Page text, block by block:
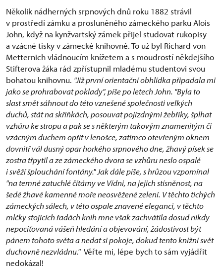
Několik nádherných srpnových dnů roku 1882 strávil
v prostředí zámku a prosluněného zámeckého parku Alois
John, když na kynžvartský zámek přijel studovat rukopisy
a vzácné tisky v zámecké knihovně. To už byl Richard von
Metternich vládnoucím knížetem a s moudrostí někdejšího
Stifterova žáka rád zpřístupnil mladému studentovi svou
bohatou knihovnu. "Již první orientační obhlídka připadala mi
jako se prohrabovat poklady", píše po letech John. "Byla to
slast smět sáhnout do této vznešené společnosti velkých
duchů, stát na skříňkách, posouvat pojízdnými žebříky, šplhat
vzhůru ke stropu a pak se s některým takovým znamenitým či
vzácným duchem opřít v lenošce, zatímco otevřeným oknem
dovnitř vál dusný opar horkého srpnového dne, žhavý písek se
zostra třpytil a ze zámeckého dvora se vzhůru neslo ospalé
i svěží šplouchání fontány." Jak dále píše, s hrůzou vzpomínal
"na temné zatuchlé čítárny ve Vídni, na jejich stísněnost, na
šedé žhavé kamenné moře neosvěžené zelení. V těchto tichých
zámeckých sálech, v této ospale znavené eleganci, v těchto
mlčky stojících řadách knih mne však zachvátila dosud nikdy
nepociťovaná vášeň hledání a objevování, žádostivost být
pánem tohoto světa a nedat si pokoje, dokud tento knižní svět
duchovně nezvládnu."Věřte mi, lépe bych to sám vyjádřit
nedokázal!